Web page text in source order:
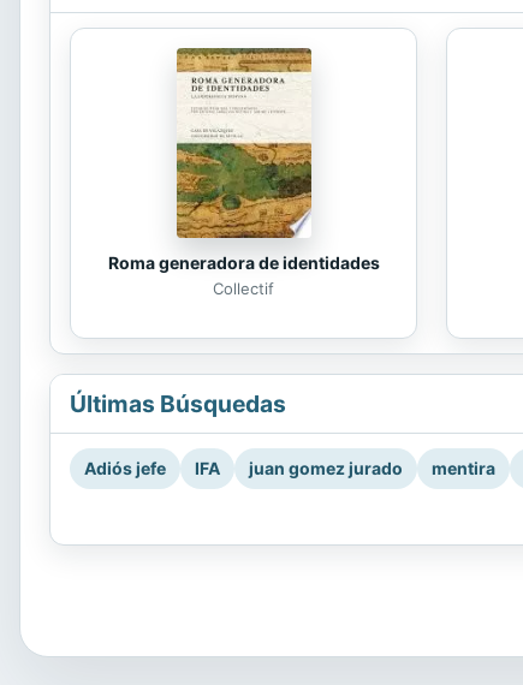
Roma generadora de identidades
Collectif
Últimas Búsquedas
Adiós jefe IFA juan gomez jurado mentira